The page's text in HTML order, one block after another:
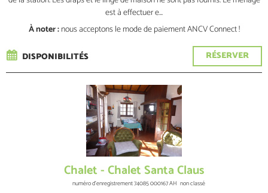
est à effectuer e...
À noter :nous acceptons le mode de paiement ANCV Connect !
RÉSERVER
DISPONIBILITÉS
Chalet - Chalet Santa Claus
numéro d'enregistrement74085 000167 AH non classé